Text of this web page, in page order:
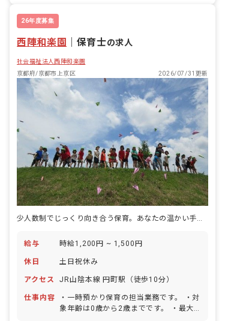
26年度募集
西陣和楽園 保育士の求人
社会福祉法人西陣和楽園
京都府/京都市上京区
2026/07/31更新
少人数制でじっくり向き合う保育。あなたの温かい手が、子どもたちの未来を育みます。
給与 時給1,200円 ~ 1,500円
休日 土日祝休み
アクセス JR山陰本線 円町駅（徒歩10分）
仕事内容
・一時預かり保育の担当業務です。 ・対
象年齢は0歳から2歳までです。 ・最大